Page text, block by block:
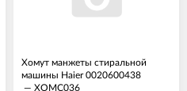
Хомут манжеты стиральной
машины Haier 0020600438
— ХОМС036